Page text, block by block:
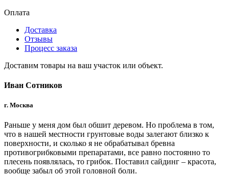
Оплата
Доставка
Отзывы
Процесс заказа
Доставим товары на ваш участок или объект.
Иван Сотников
г. Москва
Раньше у меня дом был обшит деревом. Но проблема в том,
что в нашей местности грунтовые воды залегают близко к
поверхности, и сколько я не обрабатывал бревна
противогрибковыми препаратами, все равно постоянно то
плесень появлялась, то грибок. Поставил сайдинг – красота,
вообще забыл об этой головной боли.